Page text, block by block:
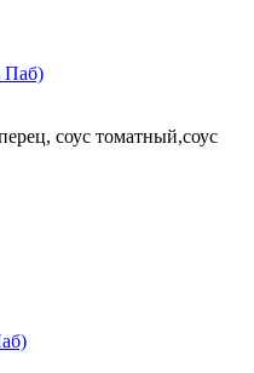
соус томатный,соус